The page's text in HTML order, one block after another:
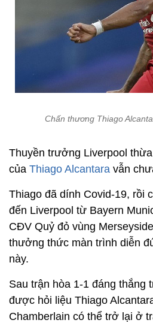
Chấn thương Thiago
Thuyền trưởng Liverpool
của Thiago Alcantara vẫn
Thiago đã dính Covid-19, rồi
đến Liverpool từ Bayern
CĐV Quỷ đỏ vùng
thưởng thức màn trình diễn
này.
Sau trận hòa 1-1 đáng thắng
được hỏi liệu Thiago
Chamberlain có thể trở lại ở